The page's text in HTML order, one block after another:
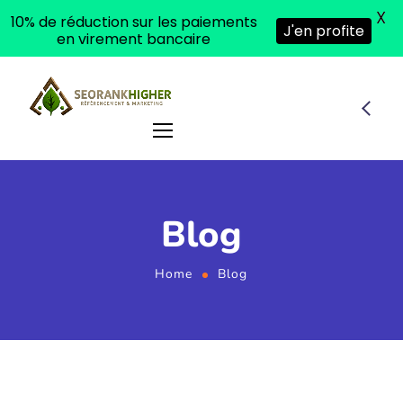
Blog
Home Blog
10% de réduction sur les paiements
en virement bancaire
J'en profite
X